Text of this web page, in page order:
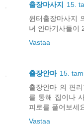
출장마사지
15.
윈터출장마사지
녀 안마기사들이
Vastaa
출장안마 15.
출장안마 의 편
를 통해 집이나
피로를 풀어보세
Vastaa